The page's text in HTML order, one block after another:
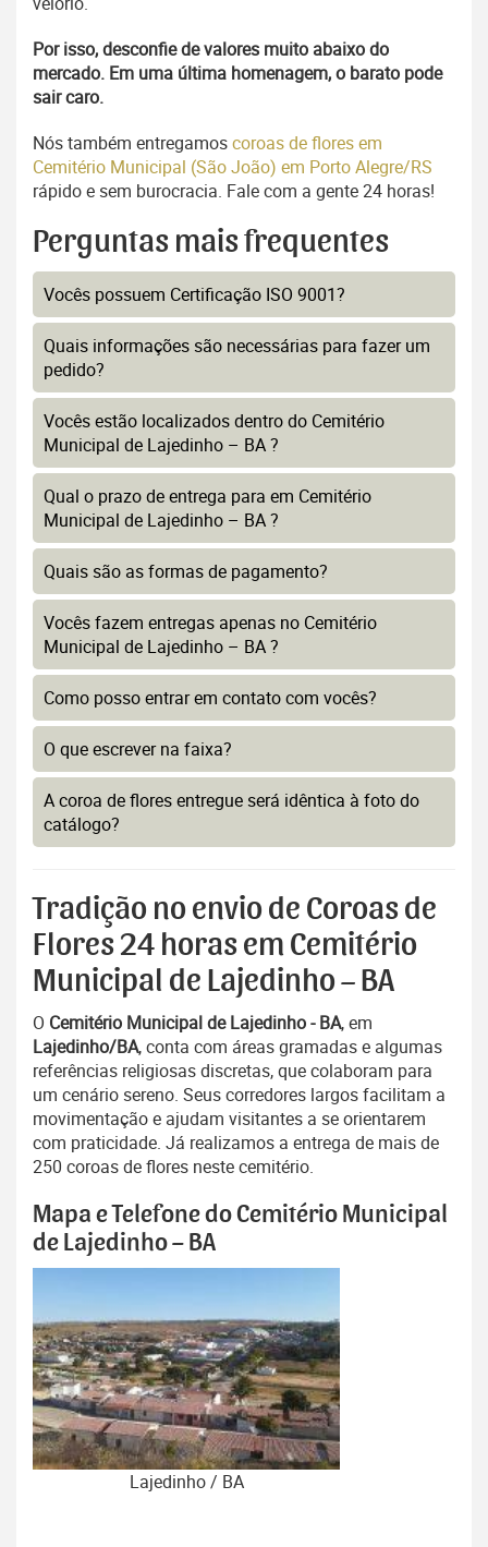
Por isso, desconfie de valores muito abaixo do
mercado. Em uma última homenagem, o barato pode
sair caro.
Nós também entregamoscoroas de flores em
Cemitério Municipal (São João) em Porto Alegre/RS
rápido e sem burocracia. Fale com a gente 24 horas!
Perguntas mais frequentes
Vocês possuem Certificação ISO 9001?
Quais informações são necessárias para fazer um
pedido?
Vocês estão localizados dentro do Cemitério
Municipal de Lajedinho – BA ?
Qual o prazo de entrega para em Cemitério
Municipal de Lajedinho – BA ?
Quais são as formas de pagamento?
Vocês fazem entregas apenas no Cemitério
Municipal de Lajedinho – BA ?
Como posso entrar em contato com vocês?
O que escrever na faixa?
A coroa de flores entregue será idêntica à foto do
catálogo?
Tradição no envio de Coroas de
Flores 24 horas em Cemitério
Municipal de Lajedinho – BA
O Cemitério Municipal de Lajedinho - BA, em
Lajedinho/BA, conta com áreas gramadas e algumas
referências religiosas discretas, que colaboram para
um cenário sereno. Seus corredores largos facilitam a
movimentação e ajudam visitantes a se orientarem
com praticidade. Já realizamos a entrega de mais de
250 coroas de flores neste cemitério.
Mapa e Telefone do Cemitério Municipal
de Lajedinho – BA
Lajedinho / BA